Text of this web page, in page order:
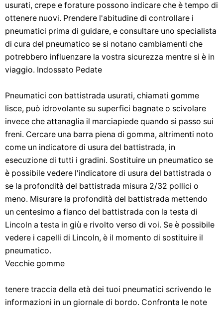
usurati, crepe e forature possono indicare che è tempo di
ottenere nuovi. Prendere l'abitudine di controllare i
pneumatici prima di guidare, e consultare uno specialista
di cura del pneumatico se si notano cambiamenti che
potrebbero influenzare la vostra sicurezza mentre si è in
viaggio. Indossato Pedate
Pneumatici con battistrada usurati, chiamati gomme
lisce, può idrovolante su superfici bagnate o scivolare
invece che attanaglia il marciapiede quando si passo sui
freni. Cercare una barra piena di gomma, altrimenti noto
come un indicatore di usura del battistrada, in
esecuzione di tutti i gradini. Sostituire un pneumatico se
è possibile vedere l'indicatore di usura del battistrada o
se la profondità del battistrada misura 2/32 pollici o
meno. Misurare la profondità del battistrada mettendo
un centesimo a fianco del battistrada con la testa di
Lincoln a testa in giù e rivolto verso di voi. Se è possibile
vedere i capelli di Lincoln, è il momento di sostituire il
pneumatico.
Vecchie gomme
tenere traccia della età dei tuoi pneumatici scrivendo le
informazioni in un giornale di bordo. Confronta le note